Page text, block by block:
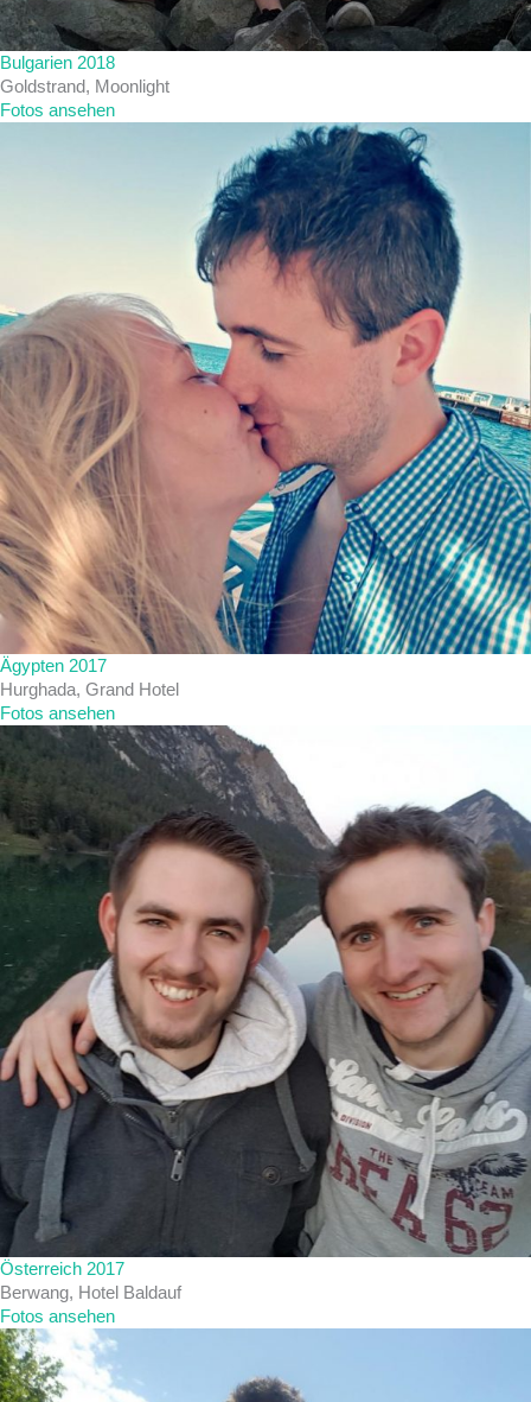
Bulgarien 2018
Goldstrand, Moonlight
Fotos ansehen
Ägypten 2017
Hurghada, Grand Hotel
Fotos ansehen
Österreich 2017
Berwang, Hotel Baldauf
Fotos ansehen